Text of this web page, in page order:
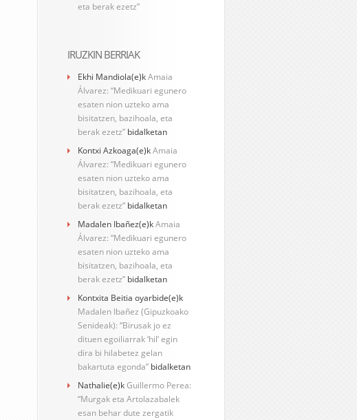
eta berak ezetz”
IRUZKIN BERRIAK
Ekhi Mandiola(e)kAmaia
Álvarez: “Medikuari egunero
esaten nion uzteko ama
bisitatzen, bazihoala, eta
berak ezetz” bidalketan
Kontxi Azkoaga(e)kAmaia
Álvarez: “Medikuari egunero
esaten nion uzteko ama
bisitatzen, bazihoala, eta
berak ezetz” bidalketan
Madalen Ibañez(e)kAmaia
Álvarez: “Medikuari egunero
esaten nion uzteko ama
bisitatzen, bazihoala, eta
berak ezetz” bidalketan
Kontxita Beitia oyarbide(e)k
Madalen Ibañez (Gipuzkoako
Senideak): “Birusak jo ez
dituen egoiliarrak ‘hil’ egin
dira bi hilabetez gelan
bakartuta egonda” bidalketan
Nathalie(e)kGuillermo Perea:
“Murgak eta Artolazabalek
esan behar dute zergatik